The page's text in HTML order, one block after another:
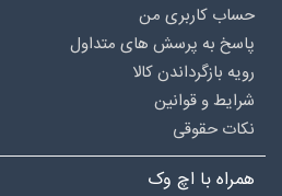
حساب کاربری من
پاسخ به پرسش های متداول
رویه بازگرداندن کالا
شرایط و قوانین
نکات حقوقی
همراه با اچ وک